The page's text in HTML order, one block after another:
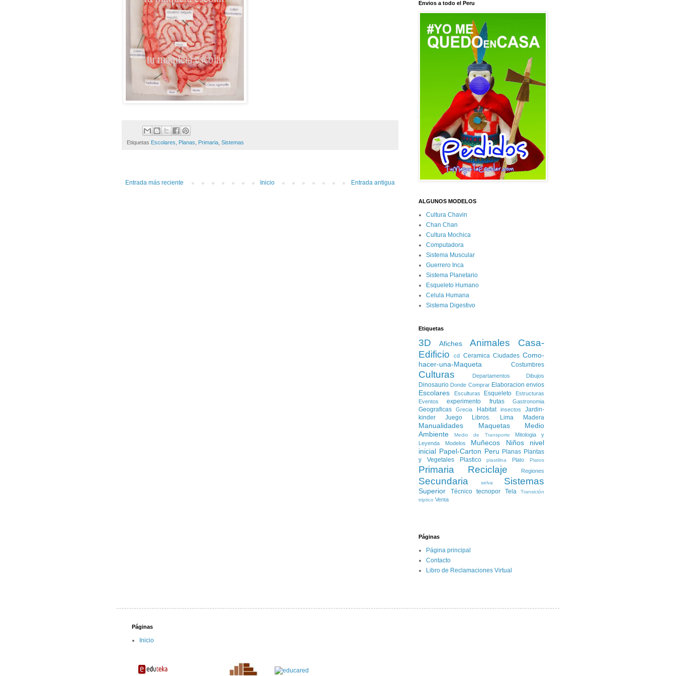
Etiquetas Escolares Planas Primaria Sistemas
Entrada más reciente Entrada antigua
Inicio
Envios a todo el Peru
ALGUNOS MODELOS
Cultura Chavin
Chan Chan
Cultura Mochica
Computadora
Sistema Muscular
Guerrero Inca
Sistema Planetario
Esqueleto Humano
Celula Humana
Sistema Digestivo
Etiquetas
3D Afiches Animales
Casa-
Edificio
cd Ceramica Ciudades Como-
hacer-una-Maqueta
Costumbres
Culturas Departamentos Dibujos
Dinosaurio Donde Comprar Elaboracion envios
Escolares Esculturas Esqueleto
Estructuras
Eventos
experimento frutas Gastronomia
Geograficas Grecia Habitat insectos
Jardin-
kinder
Juego Libros. Lima Madera
Manualidades Maquetas
Medio
Ambiente
Medio de Transporte
Mitologia y
Leyenda
Modelos Muñecos Niños
nivel
inicial Papel-Carton Peru Planas Plantas
y Vegetales
Plastico plastilina Plato Platos
Primaria Reciclaje Regiones
Secundaria selva Sistemas
Superior Técnico tecnopor Tela
Transición
triptico Venta
Páginas
Página principal
Contacto
Libro de Reclamaciones Virtual
Páginas
Inicio